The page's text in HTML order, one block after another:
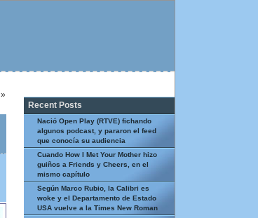
»
Recent Posts
Nació Open Play (RTVE) fichando
algunos podcast, y pararon el feed
que conocía su audiencia
Cuando How I Met Your Mother hizo
guiños a Friends y Cheers, en el
mismo capítulo
Según Marco Rubio, la Calibri es
woke y el Departamento de Estado
USA vuelve a la Times New Roman